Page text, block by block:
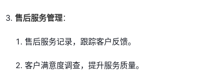
售后服务管理：
售后服务记录，跟踪客户反馈。
客户满意度调查，提升服务质量。